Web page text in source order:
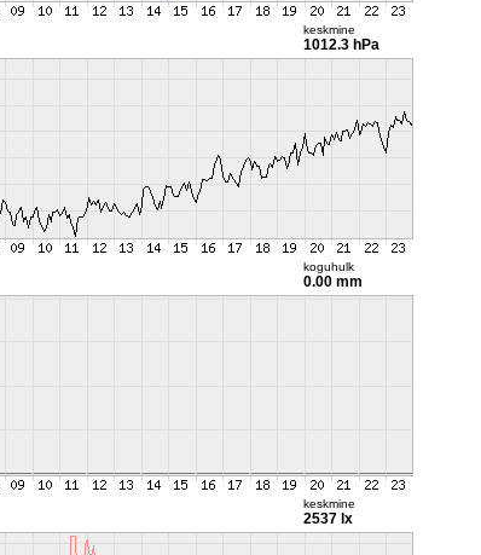
keskmine
1012.3 hPa
koguhulk
0.00 mm
keskmine
2537 lx